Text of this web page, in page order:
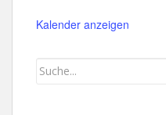
Kalender anzeigen